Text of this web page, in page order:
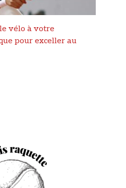
vélo à votre
pour exceller au